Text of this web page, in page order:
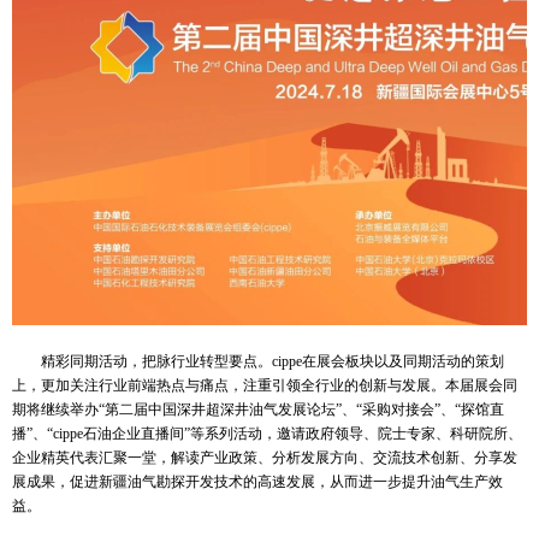
精彩同期活动，把脉行业转型要点。cippe在展会板块以及同期活动的策划
上，更加关注行业前端热点与痛点，注重引领全行业的创新与发展。本届展会同
期将继续举办“第二届中国深井超深井油气发展论坛”、“采购对接会”、“探馆直
播”、“cippe石油企业直播间”等系列活动，邀请政府领导、院士专家、科研院所、
企业精英代表汇聚一堂，解读产业政策、分析发展方向、交流技术创新、分享发
展成果，促进新疆油气勘探开发技术的高速发展，从而进一步提升油气生产效
益。